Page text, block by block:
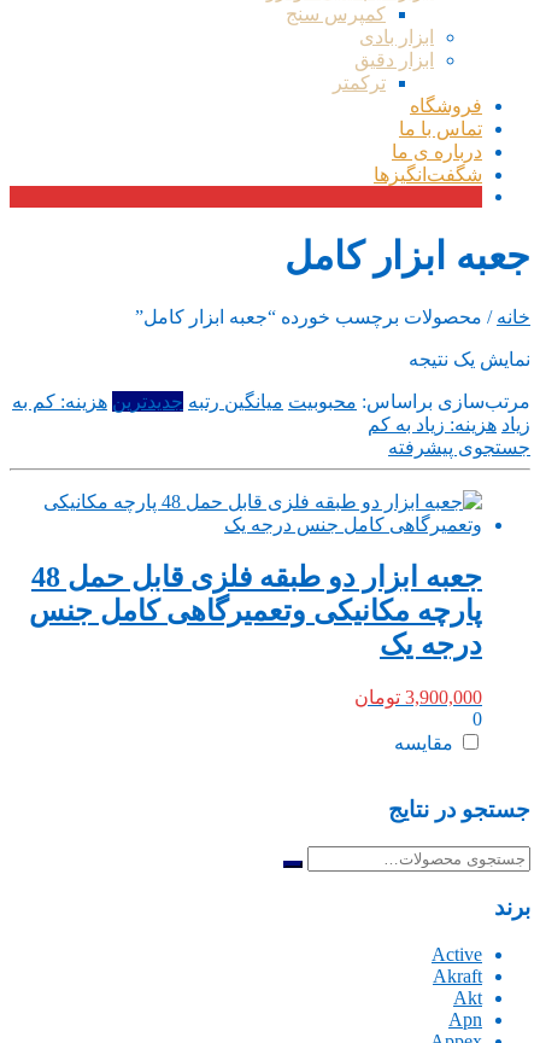
کمپرس سنج
ابزار بادی
ابزار دقیق
ترکمتر
فروشگاه
تماس با ما
درباره ی ما
شگفت‌انگیزها
جعبه ابزار کامل
خانه / محصولات برچسب خورده “جعبه ابزار کامل”
نمایش یک نتیجه
مرتب‌سازی براساس: محبوبیت میانگین رتبه جدیدترین هزینه: کم به
زیاد هزینه: زیاد به کم
جستجوی پیشرفته
جعبه ابزار دو طبقه فلزی قابل حمل 48
پارچه مکانیکی وتعمیرگاهی کامل جنس
درجه یک
3,900,000 تومان
0
مقایسه
جستجو در نتایج
جستجو
برند
Active
Akraft
Akt
Apn